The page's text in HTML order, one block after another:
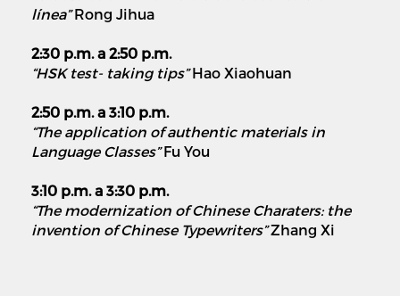
línea”Rong Jihua
2:30 p.m. a 2:50 p.m.
“HSK test- taking tips”Hao Xiaohuan
2:50 p.m. a 3:10 p.m.
“The application of authentic materials in
Language Classes”Fu You
3:10 p.m. a 3:30 p.m.
“The modernization of Chinese Charaters: the
invention of Chinese Typewriters”Zhang Xi